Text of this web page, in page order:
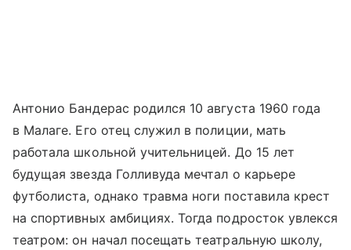
Антонио Бандерас родился 10 августа 1960 года
в Малаге. Его отец служил в полиции, мать
работала школьной учительницей. До 15 лет
будущая звезда Голливуда мечтал о карьере
футболиста, однако травма ноги поставила крест
на спортивных амбициях. Тогда подросток увлекся
театром: он начал посещать театральную школу,